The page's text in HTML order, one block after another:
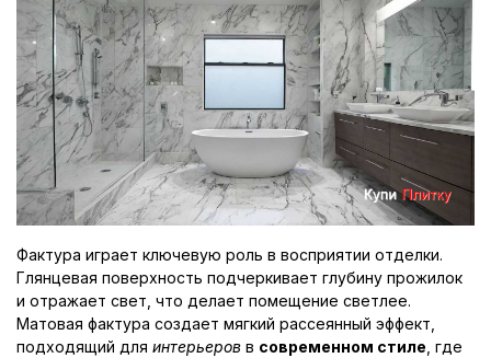
Фактура играет ключевую роль в восприятии отделки.
Глянцевая поверхность подчеркивает глубину прожилок
и отражает свет, что делает помещение светлее.
Матовая фактура создает мягкий рассеянный эффект,
подходящий для интерьеров в современном стиле , где